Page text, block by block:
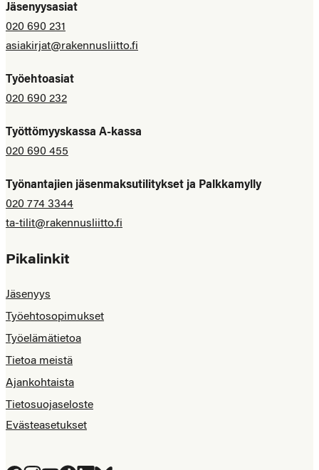
Jäsenyysasiat
020 690 231
asiakirjat@rakennusliitto.fi
Työehtoasiat
020 690 232
Työttömyyskassa A-kassa
020 690 455
Työnantajien jäsenmaksutilitykset ja Palkkamylly
020 774 3344
ta-tilit@rakennusliitto.fi
Pikalinkit
Jäsenyys
Työehtosopimukset
Työelämätietoa
Tietoa meistä
Ajankohtaista
Tietosuojaseloste
Evästeasetukset